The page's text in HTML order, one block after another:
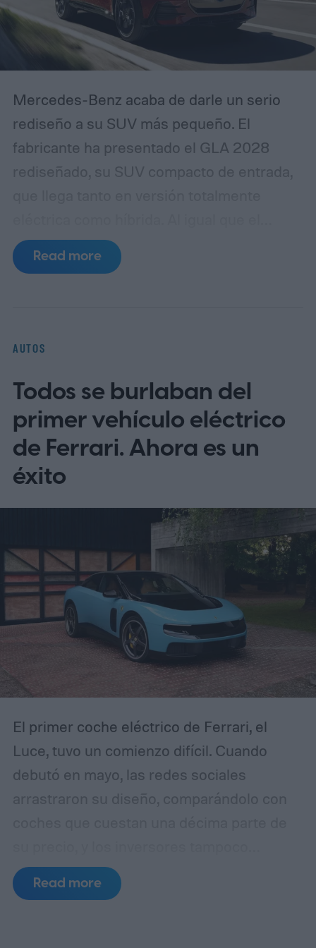
Mercedes-Benz acaba de darle un serio
rediseño a su SUV más pequeño. El
fabricante ha presentado el GLA 2028
rediseñado, su SUV compacto de entrada,
sedán recientemente rediseñado de la
CLA, el GLA ahora se apoya en la
Read more
AUTOS
Todos se burlaban del
primer vehículo eléctrico
de Ferrari. Ahora es un
éxito
El primer coche eléctrico de Ferrari, el
Luce, tuvo un comienzo difícil. Cuando
debutó en mayo, las redes sociales
arrastraron su diseño, comparándolo con
quedaron contentos, haciendo que las
acciones de Ferrari cotizadas en Milán
Read more